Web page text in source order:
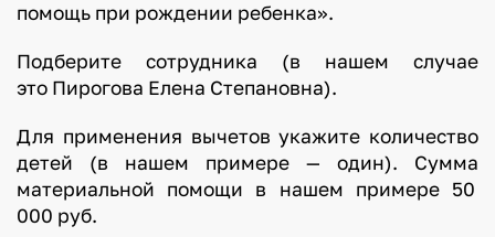
помощь при рождении ребенка».
Подберите сотрудника (в нашем случае
это Пирогова Елена Степановна).
Для применения вычетов укажите количество
детей (в нашем примере — один). Сумма
материальной помощи в нашем примере 50
000 руб.